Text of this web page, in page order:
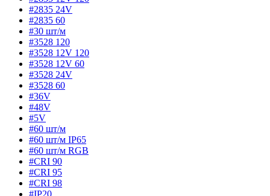
#2835 24V
#2835 60
#30 шт/м
#3528 120
#3528 12V 120
#3528 12V 60
#3528 24V
#3528 60
#36V
#48V
#5V
#60 шт/м
#60 шт/м IP65
#60 шт/м RGB
#CRI 90
#CRI 95
#CRI 98
#IP20